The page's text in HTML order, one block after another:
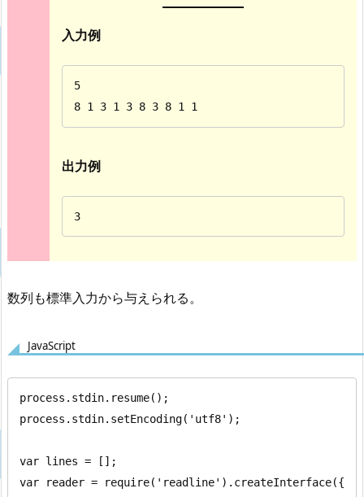
入力例
5
8 1 3 1 3 8 3 8 1 1
出力例
3
数列も標準入力から与えられる。
JavaScript
process.stdin.resume();
process.stdin.setEncoding('utf8');
var lines = [];
var reader = require('readline').createInterface({